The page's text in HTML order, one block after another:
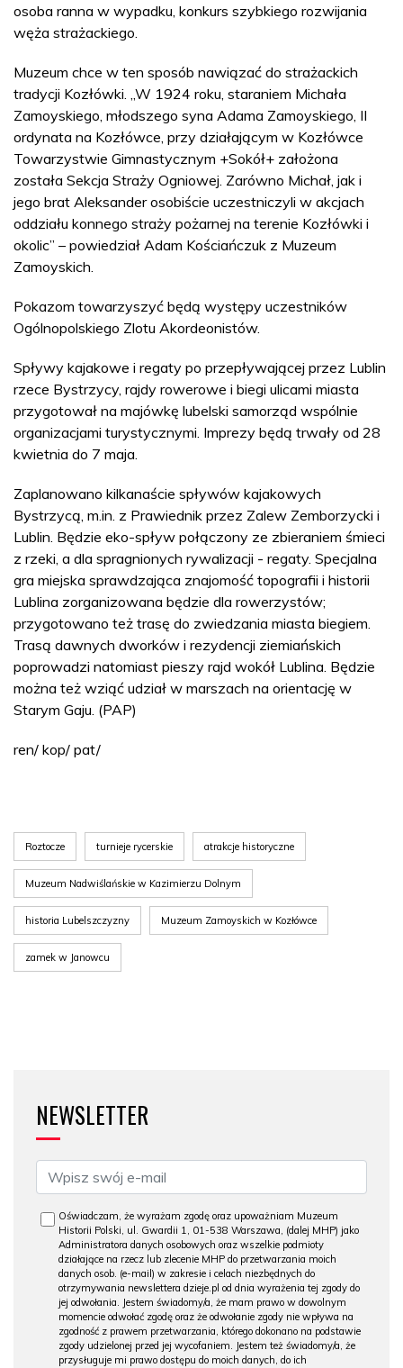
osoba ranna w wypadku, konkurs szybkiego rozwijania
węża strażackiego.
Muzeum chce w ten sposób nawiązać do strażackich
tradycji Kozłówki. „W 1924 roku, staraniem Michała
Zamoyskiego, młodszego syna Adama Zamoyskiego, II
ordynata na Kozłówce, przy działającym w Kozłówce
Towarzystwie Gimnastycznym +Sokół+ założona
została Sekcja Straży Ogniowej. Zarówno Michał, jak i
jego brat Aleksander osobiście uczestniczyli w akcjach
oddziału konnego straży pożarnej na terenie Kozłówki i
okolic” – powiedział Adam Kościańczuk z Muzeum
Zamoyskich.
Pokazom towarzyszyć będą występy uczestników
Ogólnopolskiego Zlotu Akordeonistów.
Spływy kajakowe i regaty po przepływającej przez Lublin
rzece Bystrzycy, rajdy rowerowe i biegi ulicami miasta
przygotował na majówkę lubelski samorząd wspólnie
organizacjami turystycznymi. Imprezy będą trwały od 28
kwietnia do 7 maja.
Zaplanowano kilkanaście spływów kajakowych
Bystrzycą, m.in. z Prawiednik przez Zalew Zemborzycki i
Lublin. Będzie eko-spływ połączony ze zbieraniem śmieci
z rzeki, a dla spragnionych rywalizacji - regaty. Specjalna
gra miejska sprawdzająca znajomość topografii i historii
Lublina zorganizowana będzie dla rowerzystów;
przygotowano też trasę do zwiedzania miasta biegiem.
Trasą dawnych dworków i rezydencji ziemiańskich
poprowadzi natomiast pieszy rajd wokół Lublina. Będzie
można też wziąć udział w marszach na orientację w
Starym Gaju. (PAP)
ren/ kop/ pat/
Roztocze turnieje rycerskie atrakcje historyczne
Muzeum Nadwiślańskie w Kazimierzu Dolnym
historia Lubelszczyzny Muzeum Zamoyskich w Kozłówce
zamek w Janowcu
NEWSLETTER
Oświadczam, że wyrażam zgodę oraz upoważniam Muzeum
Historii Polski, ul. Gwardii 1, 01-538 Warszawa, (dalej MHP) jako
Administratora danych osobowych oraz wszelkie podmioty
działające na rzecz lub zlecenie MHP do przetwarzania moich
danych osob. (e-mail) w zakresie i celach niezbędnych do
otrzymywania newslettera dzieje.pl od dnia wyrażenia tej zgody do
jej odwołania. Jestem świadomy/a, że mam prawo w dowolnym
momencie odwołać zgodę oraz że odwołanie zgody nie wpływa na
zgodność z prawem przetwarzania, którego dokonano na podstawie
zgody udzielonej przed jej wycofaniem. Jestem też świadomy/a, że
przysługuje mi prawo dostępu do moich danych, do ich